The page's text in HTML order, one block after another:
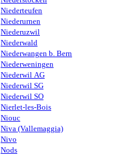
Niederteufen
Niederurnen
Niederuzwil
Niederwald
Niederwangen b. Bern
Niederweningen
Niederwil AG
Niederwil SG
Niederwil SO
Nierlet-les-Bois
Niouc
Niva (Vallemaggia)
Nivo
Nods